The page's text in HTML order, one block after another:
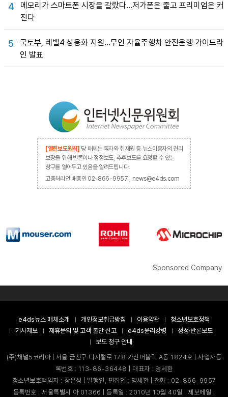
4
메모리가 스마트폰 시장을 갈랐다…저가폰은 줄고 프리미엄은 커
진다
5
국토부, 레벨4 상용화 지원…무인 자율주행차 안전운행 가이드라
인 발표
[열린보도원칙] 당 매체는 독자와 취재원 등 뉴스이용자의 권리
보장을 위해 반론이나 정정보도, 추후보도를 요청할 수 있는
창구를 열어두고 있음을 알려드립니다.
고충처리인 배종인 02-866-9957 , news@e4ds.com
Sponsored Company
e4ds뉴스 매체소개 개인정보취급방침 이용약관
청소년보호정책
기사제보
제휴문의 및 고객 불만 신고 e4ds윤리강령
정정·반론보도
보도 청구 안내
(주)채널5코리아 | 서울 금천구 디지털로 178 가산퍼블릭 A동 1824호 | 사업자등
록번호 : 113-86-36448 | 대표자 : 명세환
청소년보호책임자 : 장은성 | 발행인, 편집인 : 명세환 | 전화 : 02-866-9957
등록번호 : 서울특별시 아 01366 | 등록일 : 2010년 10월 40일 | 제보메일 :